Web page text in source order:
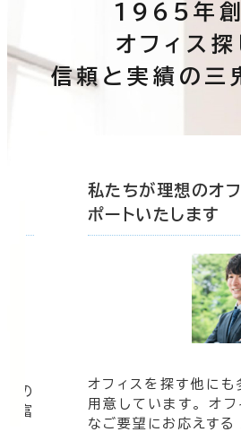
1965年創
オフィス探
信頼と実績の三
の
豊富
私たちが理想のオ
ポートいたします
オフィスを探す他に
用意しています。 オ
なご要望にお応えする